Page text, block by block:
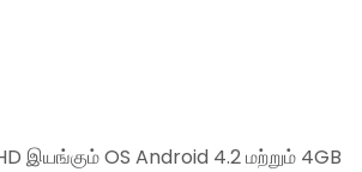
இயங்கும் OS Android 4.2 மற்றும் 4GB